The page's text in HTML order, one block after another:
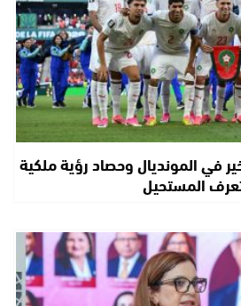
في المونديال وحصاد رؤية ملكية
المستحيل